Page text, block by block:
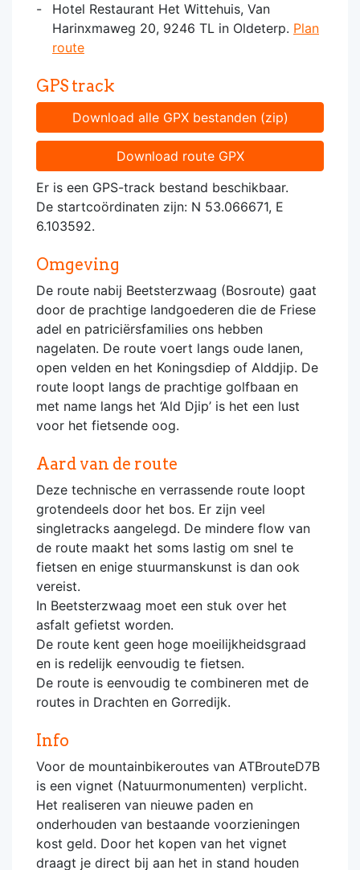
Hotel Restaurant Het Wittehuis, Van
Harinxmaweg 20, 9246 TL in Oldeterp. Plan
route
GPS track
Download alle GPX bestanden (zip)
Download route GPX
Er is een GPS-track bestand beschikbaar.
De startcoördinaten zijn: N 53.066671, E
6.103592.
Omgeving
De route nabij Beetsterzwaag (Bosroute) gaat
door de prachtige landgoederen die de Friese
adel en patriciërsfamilies ons hebben
nagelaten. De route voert langs oude lanen,
open velden en het Koningsdiep of Alddjip. De
route loopt langs de prachtige golfbaan en
met name langs het ‘Ald Djip’ is het een lust
voor het fietsende oog.
Aard van de route
Deze technische en verrassende route loopt
grotendeels door het bos. Er zijn veel
singletracks aangelegd. De mindere flow van
de route maakt het soms lastig om snel te
fietsen en enige stuurmanskunst is dan ook
vereist.
In Beetsterzwaag moet een stuk over het
asfalt gefietst worden.
De route kent geen hoge moeilijkheidsgraad
en is redelijk eenvoudig te fietsen.
De route is eenvoudig te combineren met de
routes in Drachten en Gorredijk.
Info
Voor de mountainbikeroutes van ATBrouteD7B
is een vignet (Natuurmonumenten) verplicht.
Het realiseren van nieuwe paden en
onderhouden van bestaande voorzieningen
kost geld. Door het kopen van het vignet
draagt je direct bij aan het in stand houden